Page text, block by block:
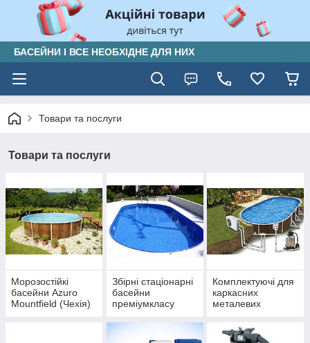
БАСЕЙНИ І ВСЕ НЕОБХІДНЕ ДЛЯ НИХ
Товари та послуги
Товари та послуги
Морозостійкі
басейни Azuro
Mountfield (Чехія)
Збірні стаціонарні
басейни
преміумкласу
(ЧЕХІЯ)
Комплектуючі для
каркасних
металевих